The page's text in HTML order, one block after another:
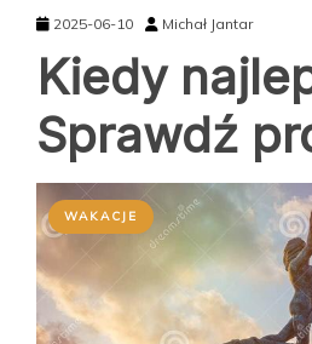
2025-06-10 Michał Jantar
Kiedy
Sprawdź
WAKACJE